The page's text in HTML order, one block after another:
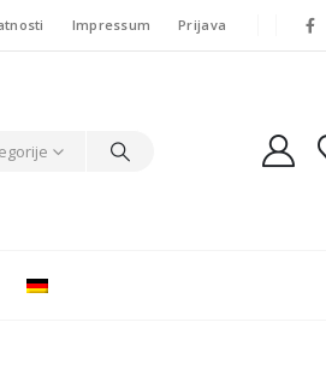
Impressum Prijava